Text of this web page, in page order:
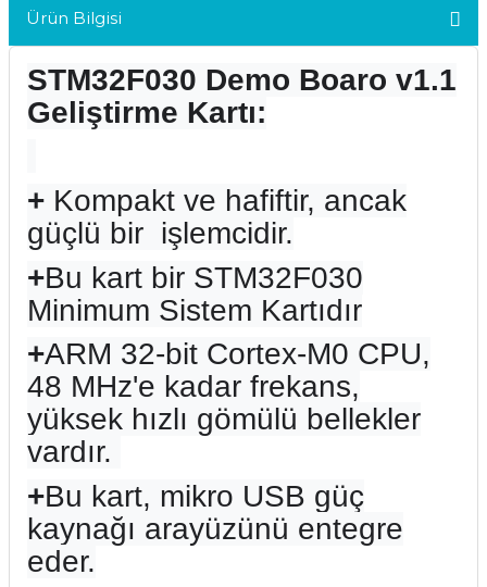
Ürün Bilgisi
STM32F030 Demo Boaro v1.1
Geliştirme Kartı:
+ Kompakt ve hafiftir, ancak
güçlü bir işlemcidir.
+Bu kart bir STM32F030
Minimum Sistem Kartıdır
+ARM 32-bit Cortex-M0 CPU,
48 MHz'e kadar frekans,
yüksek hızlı gömülü bellekler
vardır.
+Bu kart, mikro USB güç
kaynağı arayüzünü entegre
eder.